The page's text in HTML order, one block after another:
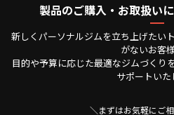
製品のご購入・お取扱い
新しくパーソナルジムを立ち上げたい
がないお客
目的や予算に応じた最適なジムづくり
サポートいた
＼まずはお気軽にご